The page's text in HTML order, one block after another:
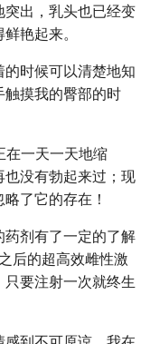
出，乳头也已经变
艳起来。
时候可以清楚地知
触摸我的臀部的时
在一天一天地缩
没有勃起来过；现
了它的存在！
剂有了一定的了解
后的超高效雌性激
要注射一次就终生